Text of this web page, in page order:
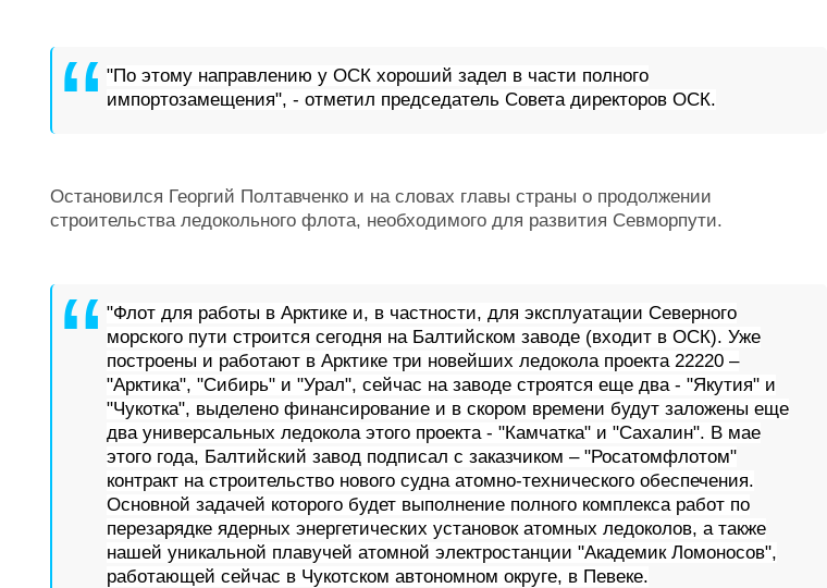
"По этому направлению у ОСК хороший задел в части полного
импортозамещения", - отметил председатель Совета директоров ОСК.
Остановился Георгий Полтавченко и на словах главы страны о продолжении
строительства ледокольного флота, необходимого для развития Севморпути.
"Флот для работы в Арктике и, в частности, для эксплуатации Северного
морского пути строится сегодня на Балтийском заводе (входит в ОСК). Уже
построены и работают в Арктике три новейших ледокола проекта 22220 –
"Арктика", "Сибирь" и "Урал", сейчас на заводе строятся еще два - "Якутия" и
"Чукотка", выделено финансирование и в скором времени будут заложены еще
два универсальных ледокола этого проекта - "Камчатка" и "Сахалин". В мае
этого года, Балтийский завод подписал с заказчиком – "Росатомфлотом"
контракт на строительство нового судна атомно-технического обеспечения.
Основной задачей которого будет выполнение полного комплекса работ по
перезарядке ядерных энергетических установок атомных ледоколов, а также
нашей уникальной плавучей атомной электростанции "Академик Ломоносов",
работающей сейчас в Чукотском автономном округе, в Певеке.